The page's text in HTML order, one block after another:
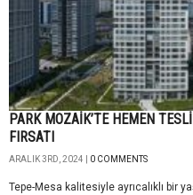
PARK MOZAİK’TE HEMEN
FIRSATI
ARALIK 3RD, 2024 | 0 COMMENTS
Tepe-Mesa kalitesiyle ayrıcalıklı bir